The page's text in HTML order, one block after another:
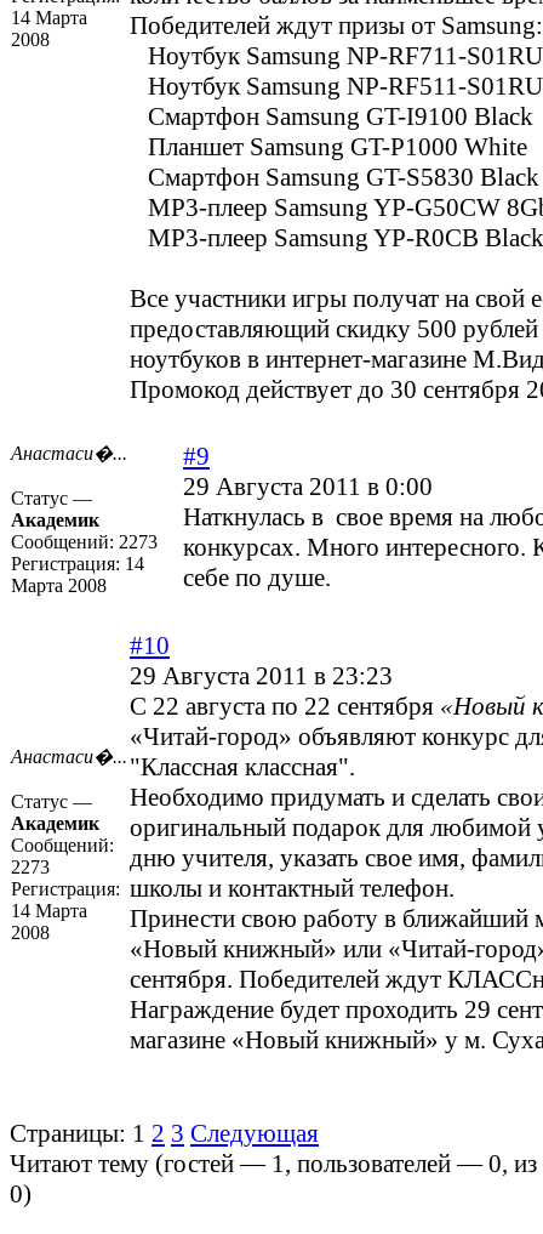
14 Марта
2008
Победителей ждут призы от Samsung:
Ноутбук Samsung NP-RF711-S01RU
Ноутбук Samsung NP-RF511-S01RU
Смартфон Samsung GT-I9100 Black
Планшет Samsung GT-P1000 White
Смартфон Samsung GT-S5830 Black
MP3-плеер Samsung YP-G50CW
MP3-плеер Samsung YP-R0CB Black
Все участники игры получат на свой
предоставляющий скидку 500
ноутбуков в интернет-магазине
Промокод действует до 30 сентября
Анастаси�...
Статус —
Академик
Сообщений: 2273
Регистрация: 14
Марта 2008
#9
29 Августа 2011 в 0:00
Наткнулась в свое время на
конкурсах. Много интересного.
себе по душе.
Анастаси�...
Статус —
Академик
Сообщений:
2273
Регистрация:
14 Марта
2008
#10
29 Августа 2011 в 23:23
С 22 августа по 22 сентября «Новый
«Читай-город» объявляют конкурс
"Классная классная".
Необходимо придумать и сделать
оригинальный подарок для любимой
дню учителя, указать свое имя,
школы и контактный телефон.
Принести свою работу в ближайший
«Новый книжный» или «Читай-
сентября. Победителей ждут
Награждение будет проходить 29
магазине «Новый книжный» у м.
Страницы: 1 2 3 Следующая
Читают тему (гостей — 1, пользователей —0,
0)